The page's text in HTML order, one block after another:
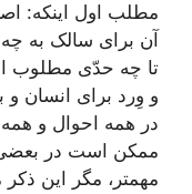
مطلب اول اینکه:
آن برای سالک به
تا چه حدّی مطلوب
و وِرد برای انسان
در همه احوال و
ممکن است در بعضی
مهمتر، مگر این